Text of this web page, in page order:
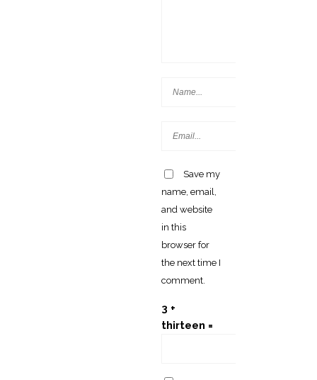
ChillSIM:
Internet
În Peste
190 Țări
Conferenc
E 2026:
Growth In
Hotels.
Save my
name, email,
and website
in this
browser for
the next time I
comment.
3 +
thirteen =